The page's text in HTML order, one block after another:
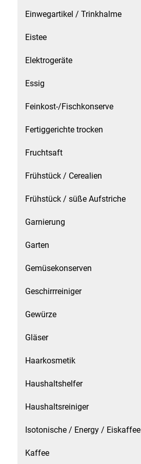
Essig
Feinkost-/Fischkonserve
Fertiggerichte trocken
Fruchtsaft
Garten
Gemüsekonserven
Geschirrreiniger
Gewürze
Haushaltsreiniger
Isotonische / Energy / Eiskaffee
Kaffee
Kaffee / Tee Zubehör
Einwegartikel / Trinkhalme
Eistee
Elektrogeräte
Essig
Feinkost-/Fischkonserve
Fertiggerichte trocken
Fruchtsaft
Frühstück / Cerealien
Frühstück / süße Aufstriche
Garnierung
Garten
Gemüsekonserven
Geschirrreiniger
Gewürze
Gläser
Haarkosmetik
Haushaltshelfer
Haushaltsreiniger
Isotonische / Energy / Eiskaffee
Kaffee